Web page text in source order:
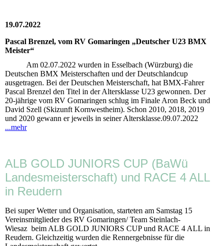
19.07.2022
Pascal Brenzel, vom RV Gomaringen „Deutscher U23 BMX
Meister“
Am 02.07.2022 wurden in Esselbach (Würzburg) die
Deutschen BMX Meisterschaften und der Deutschlandcup
ausgetragen. Bei der Deutschen Meisterschaft, hat BMX-Fahrer
Pascal Brenzel den Titel in der Altersklasse U23 gewonnen. Der
20-jährige vom RV Gomaringen schlug im Finale Aron Beck und
David Szell (Skizunft Kornwestheim). Schon 2010, 2018, 2019
und 2020 gewann er jeweils in seiner Altersklasse.09.07.2022
...mehr
ALB GOLD JUNIORS CUP (BaWü
Landesmeisterschaft) und RACE 4 ALL
in Reudern
Bei super Wetter und Organisation, starteten am Samstag 15
Vereinsmitglieder des RV Gomaringen/ Team Steinlach-
Wiesaz beim ALB GOLD JUNIORS CUP und RACE 4 ALL in
Reudern. Gleichzeitig wurden die Rennergebnisse für die